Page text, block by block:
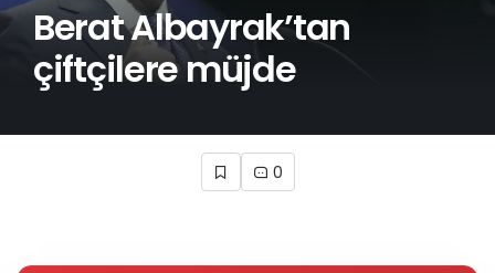
Berat Albayrak’tan
çiftçilere müjde
0